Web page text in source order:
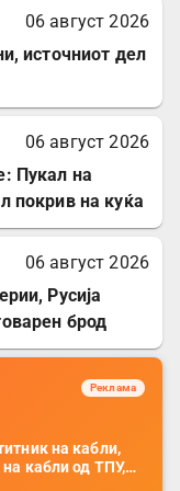
06 август 2026
источниот дел
06 август 2026
Пукал на
покрив на куќа
06 август 2026
Русија
брод
Реклама
на кабли,
кабли од ТПУ,
кабли, без